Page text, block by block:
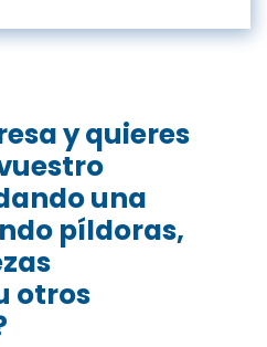
y quieres
una
píldoras,
otros